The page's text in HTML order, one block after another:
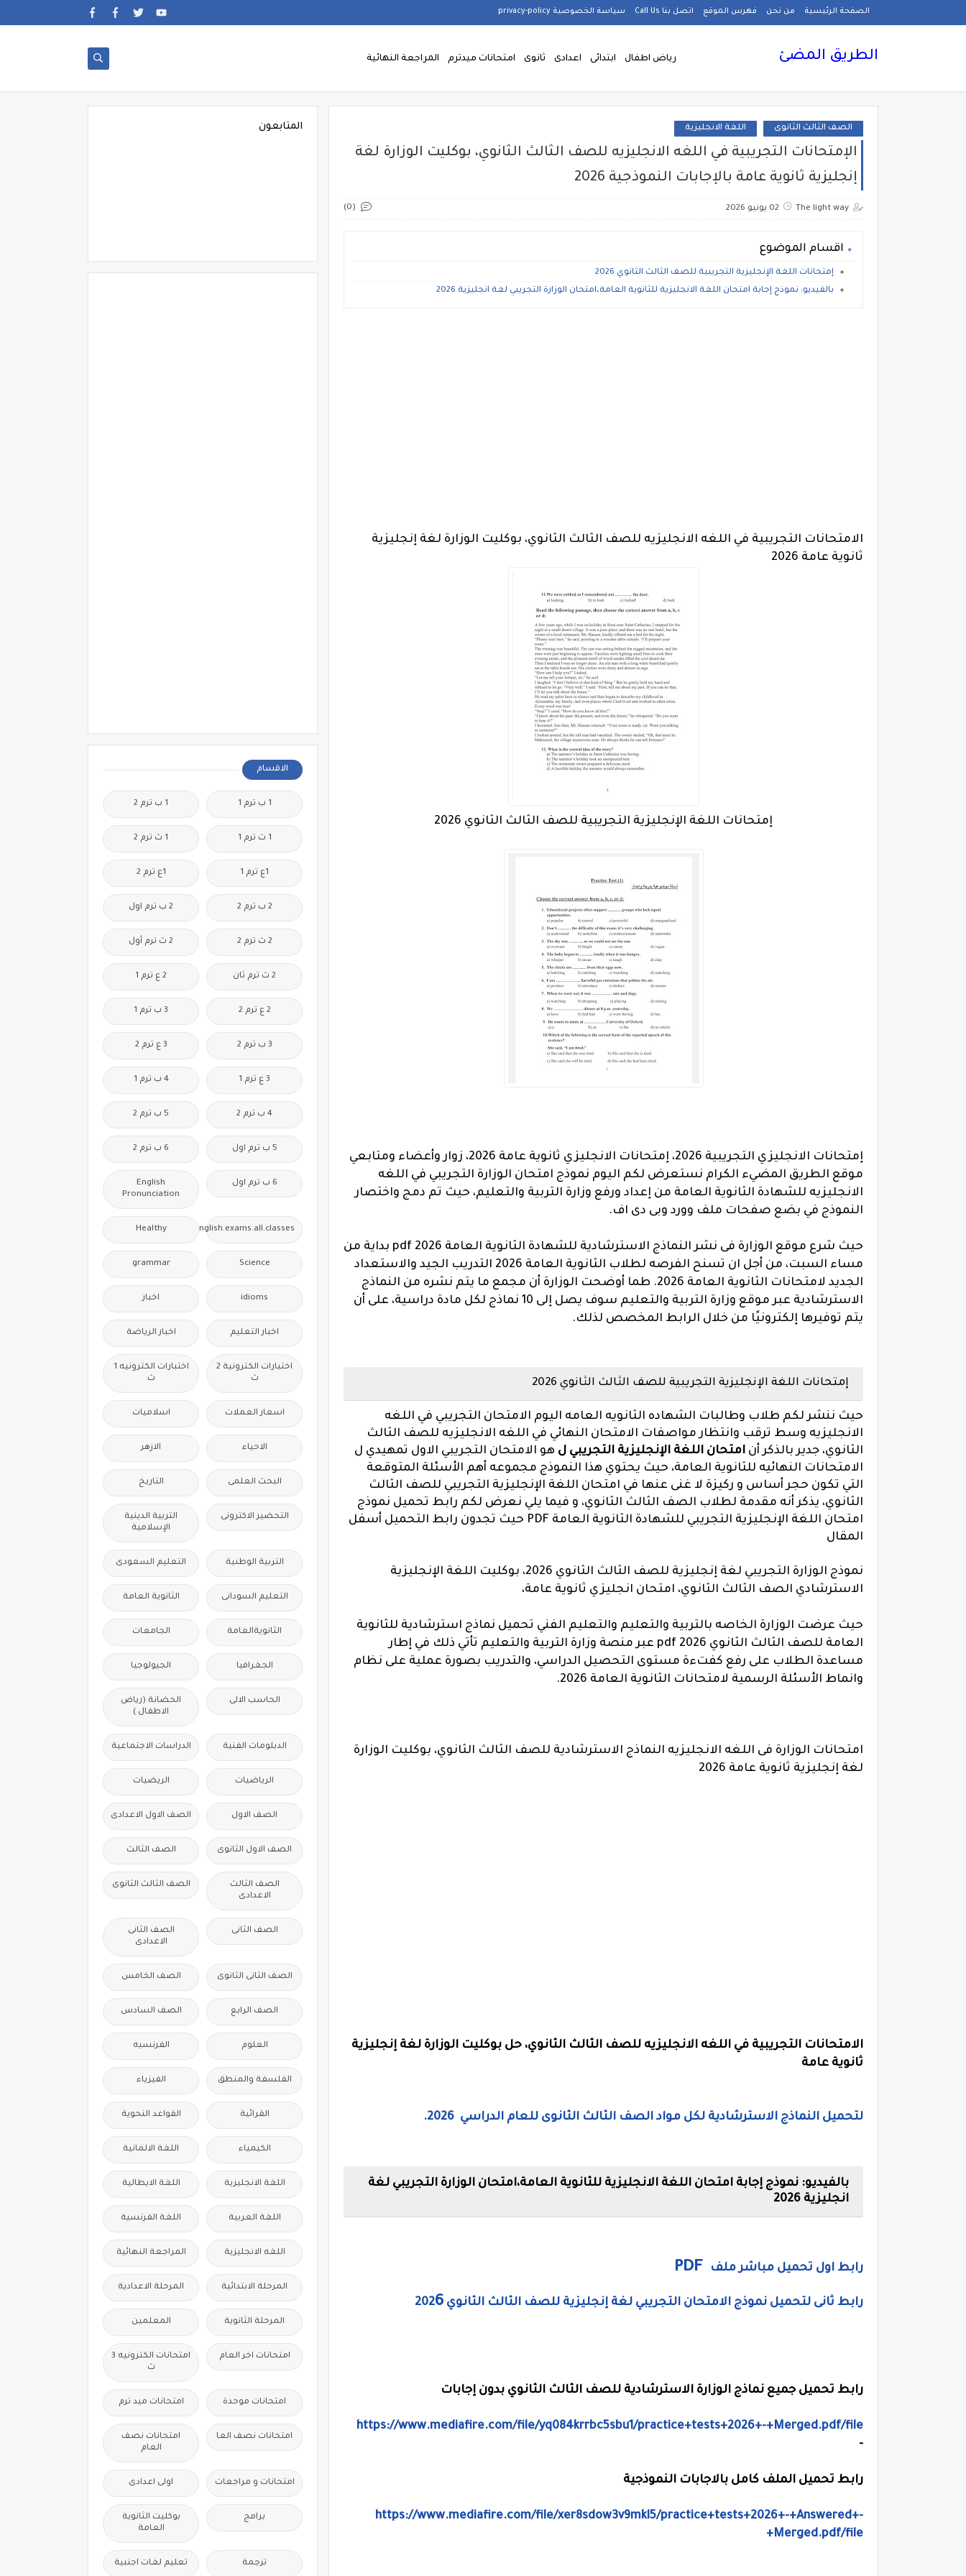
الصفحة الرئيسية من نحن فهرس الموقع اتصل بنا Call Us سياسة الخصوصية privacy-policy
الطريق المضئ رياض اطفال ابتدائى اعدادى ثانوى امتحانات ميدترم المراجعة النهائية
الصف الثالث الثانوى اللغة الانجليزية
الإمتحانات التجريبية في اللغه الانجليزيه للصف الثالث الثانوي، بوكليت الوزارة لغة
إنجليزية ثانوية عامة بالإجابات النموذجية 2026
The light way 02 يونيو 2026 (0)
اقسام الموضوع
إمتحانات اللغة الإنجليزية التجريبية للصف الثالث الثانوي 2026
بالفيديو: نموذج إجابة امتحان اللغة الانجليزية للثانوية العامة،امتحان الوزارة التجريبي لغة انجليزية 2026
الامتحانات التجريبية في اللغه الانجليزيه للصف الثالث الثانوي، بوكليت الوزارة لغة إنجليزية
ثانوية عامة 2026
إمتحانات اللغة الإنجليزية التجريبية للصف الثالث الثانوي 2026
إمتحانات الانجليزي التجريبية 2026، إمتحانات الانجليزي ثانوية عامة 2026، زوار وأعضاء ومتابعي
موقع الطريق المضيء الكرام نستعرض لكم اليوم نموذج امتحان الوزارة التجريبي في اللغه
الانجليزيه للشهادة الثانوية العامة من إعداد ورفع وزارة التربية والتعليم، حيث تم دمج واختصار
النموذج في بضع صفحات ملف وورد وبى دى اف.
حيث شرع موقع الوزارة فى نشر النماذج الاسترشادية للشهادة الثانوية العامة 2026 pdf بداية من
مساء السبت، من أجل ان تسنح الفرصه لطلاب الثانوية العامة 2026 التدريب الجيد والاستعداد
الجديد لامتحانات الثانوية العامة 2026. طما أوضحت الوزارة أن مجمع ما يتم نشره من النماذج
الاسترشادية عبر موقع وزارة التربية والتعليم سوف يصل إلى 10 نماذج لكل مادة دراسية، على أن
يتم توفيرها إلكترونيًا من خلال الرابط المخصص لذلك.
إمتحانات اللغة الإنجليزية التجريبية للصف الثالث الثانوي 2026
حيث ننشر لكم طلاب وطالبات الشهاده الثانويه العامه اليوم الامتحان التجريبي في اللغه
الانجليزيه وسط ترقب وانتظار مواصفات الامتحان النهائي في اللغه الانجليزيه للصف الثالث
الثانوي، جدير بالذكر أن امتحان اللغة الإنجليزية التجريبي ل هو الامتحان التجريبي الاول تمهيدي ل
الامتحانات النهائيه للثانوية العامة، حيث يحتوي هذا النموذج مجموعه أهم الأسئلة المتوقعة
التي تكون حجر أساس و ركيزة لا غنى عنها في امتحان اللغة الإنجليزية التجريبي للصف الثالث
الثانوي، يذكر أنه مقدمة لطلاب الصف الثالث الثانوي، و فيما يلي نعرض لكم رابط تحميل نموذج
امتحان اللغة الإنجليزية التجريبي للشهادة الثانوية العامة PDF حيث تجدون رابط التحميل أسفل
المقال
نموذج الوزارة التجريبي لغة إنجليزية للصف الثالث الثانوي 2026، بوكليت اللغة الإنجليزية
الاسترشادي الصف الثالث الثانوي، امتحان انجليزي ثانوية عامة،
حيث عرضت الوزارة الخاصه بالتربية والتعليم والتعليم الفني تحميل نماذج استرشادية للثانوية
العامة للصف الثالث الثانوي 2026 pdf عبر منصة وزارة التربية والتعليم تأتي ذلك في إطار
مساعدة الطلاب على رفع كفتءة مستوى التحصيل الدراسي، والتدريب بصورة عملية على نظام
وانماط الأسئلة الرسمية لامتحانات الثانوية العامة 2026.
امتحانات الوزارة فى اللغه الانجليزيه النماذج الاسترشادية للصف الثالث الثانوي، بوكليت الوزارة
لغة إنجليزية ثانوية عامة 2026
الامتحانات التجريبية في اللغه الانجليزيه للصف الثالث الثانوي، حل بوكليت الوزارة لغة إنجليزية
ثانوية عامة
لتحميل النماذج الاسترشادية لكل مواد الصف الثالث الثانوى للعام الدراسي 2026.
بالفيديو: نموذج إجابة امتحان اللغة الانجليزية للثانوية العامة،امتحان الوزارة التجريبي لغة
انجليزية 2026
رابط اول تحميل مباشر ملف
رابط ثانى لتحميل نموذج الامتحان التجريبي لغة إنجليزية للصف الثالث الثانوي 202 6
رابط تحميل جميع نماذج الوزارة الاسترشادية للصف الثالث الثانوي بدون إجابات
https://www.mediafire.com/file/yq084krrbc5sbu1/practice+tests+2026+-+Merged.pdf/file
-
رابط تحميل الملف كامل بالاجابات النموذجية
https://www.mediafire.com/file/xer8sdow3v9mkl5/practice+tests+2026+-+Answered+-
+Merged.pdf/file
المتابعون
الاقسام
1 ب ترم 1 1 ب ترم 2
1 ث ترم 1 1 ث ترم 2
1ع ترم 1 1ع ترم 2
2 ب ترم 2 2 ب ترم اول
2 ث ترم 2 2 ث ترم أول
2 ث ترم ثان 2 ع ترم 1
2 ع ترم 2 3 ب ترم 1
3 ب ترم 2 3 ع ترم 2
3 ع ترم 1 4 ب ترم 1
4 ب ترم 2 5 ب ترم 2
5 ب ترم اول 6 ب ترم 2
6 ب ترم اول
English
Pronunciation
Free.English.exams.all.classes
Healthy
Science
grammar
idioms اخبار
اخبار التعليم اخبار الرياضة
اختبارات الكترونية 2
ث
اختبارات الكترونيه 1
ث
اسعار العملات اسلاميات
الاحياء الازهر
البحث العلمى التاريخ
التحضير الاكترونى
التربية الدينية
الإسلامية
التربية الوطنية التعليم السعودى
التعليم السودانى الثانوية العامة
الثانويةالعامة الجامعات
الجغرافيا الجيولوجيا
الحاسب الالى
الحضانة (رياض
الاطفال )
الدبلومات الفنية الدراسات الاجتماعية
الرياضيات الريضيات
الصف الاول الصف الاول الاعدادى
الصف الاول الثانوى الصف الثالث
الصف الثالث
الاعدادى
الصف الثالث الثانوى
الصف الثانى
الصف الثانى
الاعدادى
الصف الثانى الثانوى الصف الخامس
الصف الرابع الصف السادس
العلوم الفرنسيه
الفلسفة والمنطق الفيزياء
القرائية القواعد النحوية
الكيمياء اللغة الالمانية
اللغة الانجليزية اللغة الايطالية
اللغة العربية اللغة الفرنسية
اللغه الانجليزية المراجعة النهائية
المرحلة الابتدائية المرحلة الاعدادية
المرحلة الثانوية المعلمين
امتحانات اخر العام
امتحانات الكترونيه 3
ث
امتحانات موحدة امتحانات ميد ترم
امتحانات نصف العا
امتحانات نصف
العام
امتحانات و مراجعات اولى اعدادى
برامج
بوكليت الثانوية
العامة
ترجمة تعليم لغات اجنبية